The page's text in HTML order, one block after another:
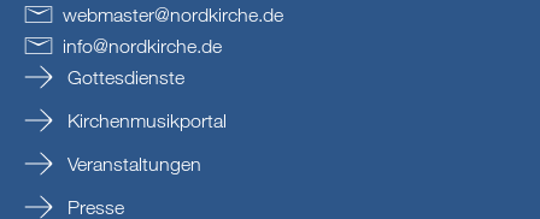
webmaster@nordkirche.de
info@nordkirche.de
Gottesdienste
Kirchenmusikportal
Veranstaltungen
Presse